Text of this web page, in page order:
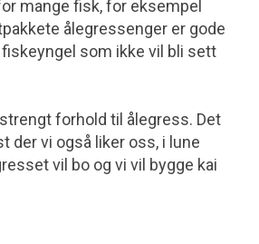
mange fisk, for eksempel
ålegressenger er gode
som ikke vil bli sett
forhold til ålegress. Det
der vi også liker oss, i lune
vil bo og vi vil bygge kai